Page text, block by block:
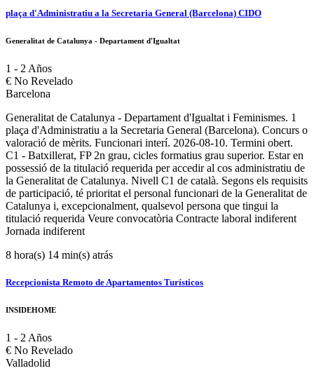
plaça d'Administratiu a la Secretaria General (Barcelona) CIDO
Generalitat de Catalunya - Departament d'Igualtat
1 - 2 Años
€ No Revelado
Barcelona
Generalitat de Catalunya - Departament d'Igualtat i Feminismes. 1
plaça d'Administratiu a la Secretaria General (Barcelona). Concurs o
valoració de mèrits. Funcionari interí. 2026-08-10. Termini obert.
C1 - Batxillerat, FP 2n grau, cicles formatius grau superior. Estar en
possessió de la titulació requerida per accedir al cos administratiu de
la Generalitat de Catalunya. Nivell C1 de català. Segons els requisits
de participació, té prioritat el personal funcionari de la Generalitat de
Catalunya i, excepcionalment, qualsevol persona que tingui la
titulació requerida Veure convocatòria Contracte laboral indiferent
Jornada indiferent
8 hora(s) 14 min(s) atrás
Recepcionista Remoto de Apartamentos Turísticos
INSIDEHOME
1 - 2 Años
€ No Revelado
Valladolid